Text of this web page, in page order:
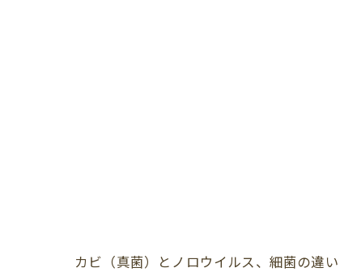
カビ（真菌）とノロウイルス、細菌の違